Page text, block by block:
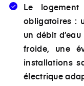
Le
obligatoires :
un débit
froide, une
installations
électrique